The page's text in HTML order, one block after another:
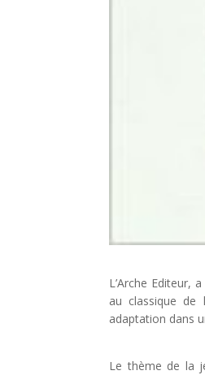
L’Arche Editeur,
au classique de
adaptation dans
Le thème de la